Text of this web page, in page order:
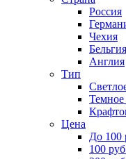
Россия
Чехия
Бельгия
Англия
Тип
Цена
До 100
100